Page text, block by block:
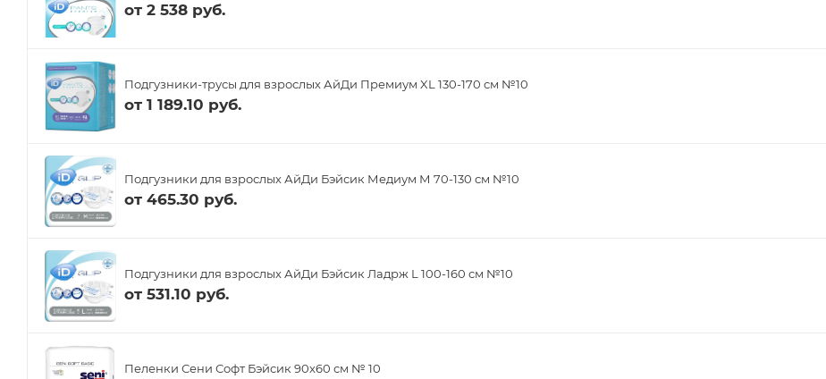
от 2 538 руб.
Подгузники-трусы для взрослых АйДи Премиум XL 130-170 см №10
от 1 189.10 руб.
Подгузники для взрослых АйДи Бэйсик Медиум М 70-130 см №10
от 465.30 руб.
Подгузники для взрослых АйДи Бэйсик Ладрж L 100-160 см №10
от 531.10 руб.
Пеленки Сени Софт Бэйсик 90x60 см № 10